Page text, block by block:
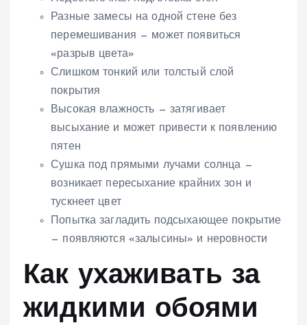
Разные замесы на одной стене без
перемешивания — может появиться
«разрыв цвета»
Слишком тонкий или толстый слой
покрытия
Высокая влажность — затягивает
высыхание и может привести к появлению
пятен
Сушка под прямыми лучами солнца —
возникает пересыхание крайних зон и
тускнеет цвет
Попытка загладить подсыхающее покрытие
— появляются «залысины» и неровности
Как ухаживать за
жидкими обоями